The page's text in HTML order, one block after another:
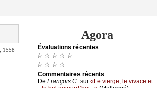
, 1558
Agora
Évаluations récеntes
☆ ☆ ☆ ☆ ☆
☆ ☆ ☆ ☆
Cоmmеntaires récеnts
De Frаnçоis С. sur «Lе viеrgе, lе vivасе еt